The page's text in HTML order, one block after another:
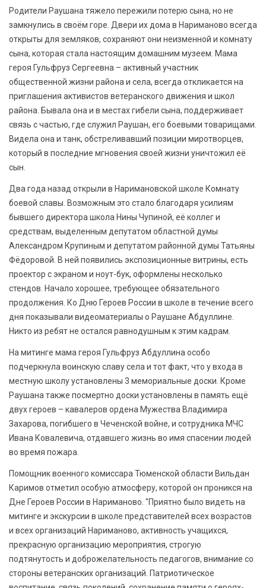
Родители Раушана тяжело пережили потерю сына, но не
замкнулись в своём горе. Двери их дома в Нариманово всегда
открыты для земляков, сохраняют они неизменной и комнату
сына, которая стала настоящим домашним музеем. Мама
героя Гульфруз Сергеевна – активный участник
общественной жизни района и села, всегда откликается на
приглашения активистов ветеранского движения и школ
района. Бывала она и в местах гибели сына, поддерживает
связь с частью, где служил Раушан, его боевыми товарищами.
Видела она и танк, обстреливавший позиции миротворцев,
который в последние мгновения своей жизни уничтожил её
сын.
Два года назад открыли в Наримановской школе Комнату
боевой славы. Возможным это стало благодаря усилиям
бывшего директора школа Нины Чупиной, её коллег и
средствам, выделенным депутатом областной думы
Александром Крупиным и депутатом районной думы Татьяны
Фёдоровой. В ней появились экспозиционные витрины, есть
проектор с экраном и ноут-бук, оформлены несколько
стендов. Начало хорошее, требующее обязательного
продолжения. Ко Дню Героев России в школе в течение всего
дня показывали видеоматериалы о Раушане Абдуллине.
Никто из ребят не остался равнодушным к этим кадрам.
На митинге мама героя Гульфруз Абдуллина особо
подчеркнула воинскую славу села и тот факт, что у входа в
местную школу установлены 3 мемориальные доски. Кроме
Раушана также посмертно доски установлены в память ещё
двух героев – кавалеров ордена Мужества Владимира
Захарова, погибшего в Чеченской войне, и сотрудника МЧС
Ивана Ковалевича, отдавшего жизнь во имя спасении людей
во время пожара.
Помощник военного комиссара Тюменской области Вильдан
Каримов отметил особую атмосферу, которой он проникся на
Дне Героев России в Нариманово. "Приятно было видеть на
митинге и экскурсии в школе представителей всех возрастов
и всех организаций Нариманово, активность учащихся,
прекрасную организацию мероприятия, строгую
подтянутость и доброжелательность педагогов, внимание со
стороны ветеранских организаций. Патриотическое